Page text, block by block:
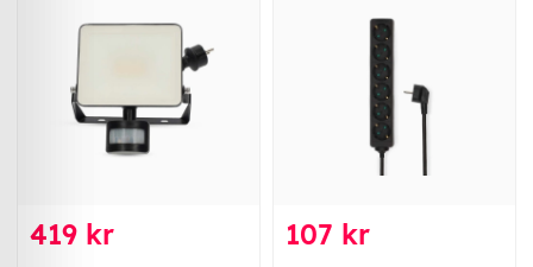
419 kr 107 kr